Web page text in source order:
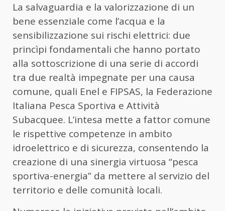
La salvaguardia e la valorizzazione di un
bene essenziale come l’acqua e la
sensibilizzazione sui rischi elettrici: due
princìpi fondamentali che hanno portato
alla sottoscrizione di una serie di accordi
tra due realtà impegnate per una causa
comune, quali Enel e FIPSAS, la Federazione
Italiana Pesca Sportiva e Attività
Subacquee. L’intesa mette a fattor comune
le rispettive competenze in ambito
idroelettrico e di sicurezza, consentendo la
creazione di una sinergia virtuosa “pesca
sportiva-energia” da mettere al servizio del
territorio e delle comunità locali.